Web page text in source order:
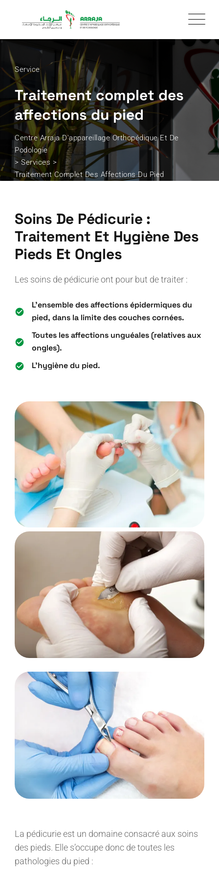
Service
Traitement complet des
affections du pied
Centre Arraja D'appareillage Orthopédique Et De
Podologie
>Services >
Traitement Complet Des Affections Du Pied
Soins De Pédicurie :
Traitement Et Hygiène Des
Pieds Et Ongles
Les soins de pédicurie ont pour but de traiter :
L’ensemble des affections épidermiques du
pied, dans la limite des couches cornées.
Toutes les affections unguéales (relatives aux
ongles).
L’hygiène du pied.
La pédicurie est un domaine consacré aux soins
des pieds. Elle s’occupe donc de toutes les
pathologies du pied :